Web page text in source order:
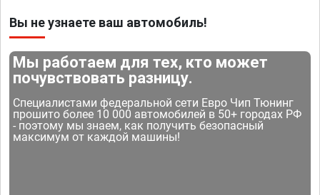
Вы не узнаете ваш автомобиль!
Мы работаем для тех, кто может
почувствовать разницу.
Специалистами федеральной сети Евро Чип Тюнинг
прошито более 10 000 автомобилей в 50+ городах РФ
- поэтому мы знаем, как получить безопасный
максимум от каждой машины!